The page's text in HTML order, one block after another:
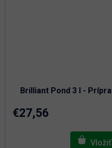
Brilliant Pond 3 l -
je
5,0
€27,56